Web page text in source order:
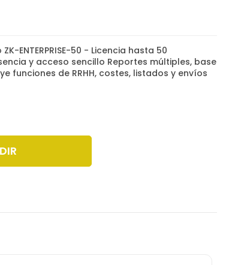
ENTERPRISE-50 - Licencia hasta 50
y acceso sencillo Reportes múltiples, base
funciones de RRHH, costes, listados y envíos